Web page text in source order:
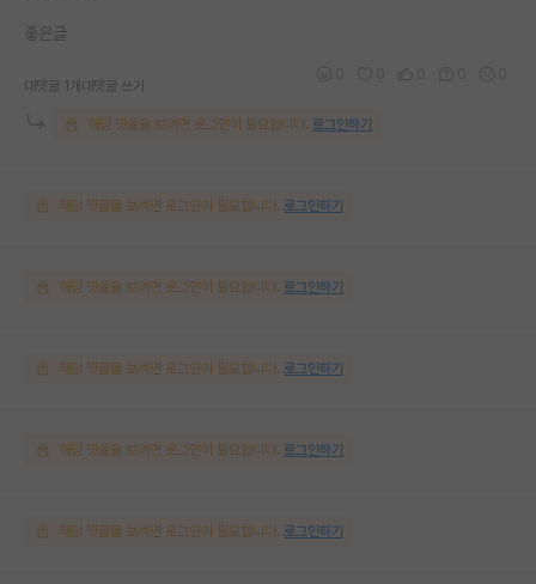
좋은글
대댓글 1개 대댓글 쓰기
해당 댓글을 보려면 로그인이 필요합니다. 로그인하기
해당 댓글을 보려면 로그인이 필요합니다. 로그인하기
해당 댓글을 보려면 로그인이 필요합니다. 로그인하기
해당 댓글을 보려면 로그인이 필요합니다. 로그인하기
해당 댓글을 보려면 로그인이 필요합니다. 로그인하기
해당 댓글을 보려면 로그인이 필요합니다. 로그인하기